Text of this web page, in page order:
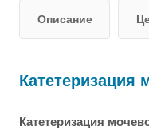
Описание
Катетеризация
Катетеризация